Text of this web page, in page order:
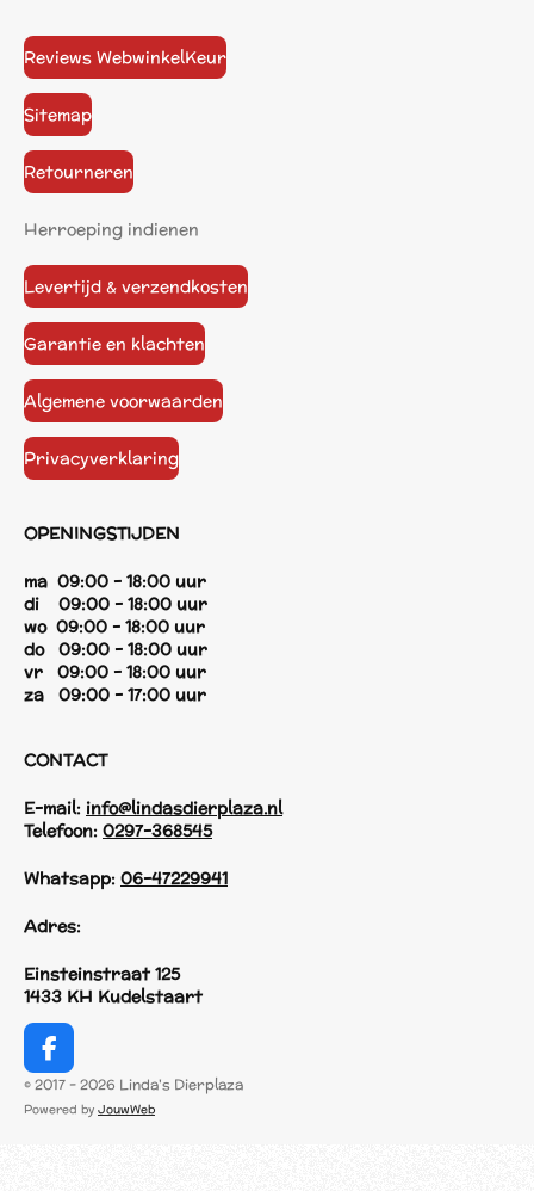
Reviews WebwinkelKeur
Sitemap
Retourneren
Herroeping indienen
Levertijd & verzendkosten
Garantie en klachten
Algemene voorwaarden
Privacyverklaring
OPENINGSTIJDEN
ma 09:00 - 18:00 uur
di 09:00 - 18:00 uur
wo 09:00 - 18:00 uur
do 09:00 - 18:00 uur
vr 09:00 - 18:00 uur
za 09:00 - 17:00 uur
CONTACT
E-mail: info@lindasdierplaza.nl
Telefoon: 0297-368545
Whatsapp: 06-47229941
Adres:
Einsteinstraat 125
1433 KH Kudelstaart
F
a
c
© 2017 - 2026 Linda's Dierplaza
Powered by JouwWeb